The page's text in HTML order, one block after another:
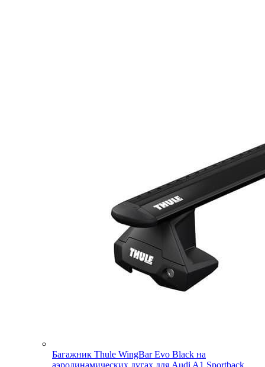
Багажник Thule WingBar Evo Black на
аэродинамических дугах для Audi A1 Sportback